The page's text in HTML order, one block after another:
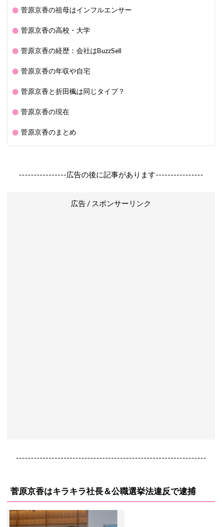
菅原京香の祖母はインフルエンサー
菅原京香の高校・大学
菅原京香の経歴：会社はBuzzSell
菅原京香の年収や自宅
菅原京香と折田楓は同じタイプ？
菅原京香の現在
菅原京香のまとめ
----------------広告の後に記事があります----------------
広告 / スポンサーリンク
----------------------------------------------------------------
菅原京香はキラキラ社長＆公職選挙法違反で逮捕